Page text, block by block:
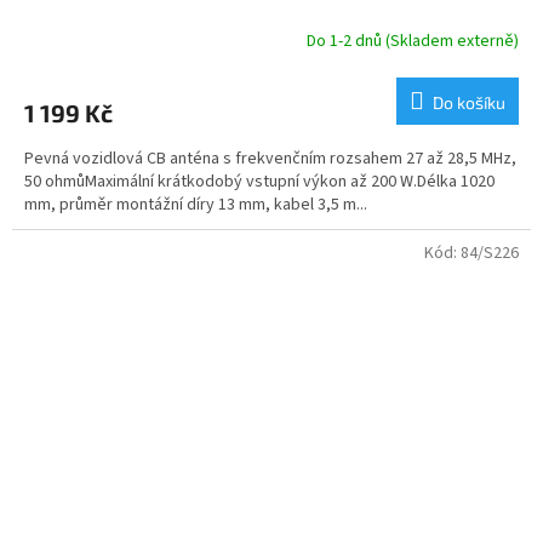
Do 1-2 dnů (Skladem externě)
1 199 Kč Do košíku
Pevná vozidlová CB anténa s frekvenčním rozsahem 27 až 28,5 MHz,
50 ohmůMaximální krátkodobý vstupní výkon až 200 W.Délka 1020
mm, průměr montážní díry 13 mm, kabel 3,5 m...
Kód: 84/S226